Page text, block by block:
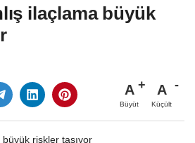
ilaçlama büyük
A
Büyüt
A
Küçült